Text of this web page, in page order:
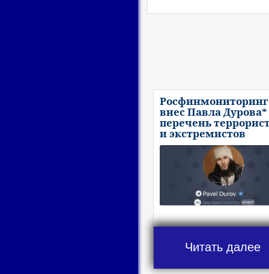
Росфинмониторинг
внес Павла
перечень
и экстремистов
Читать далее